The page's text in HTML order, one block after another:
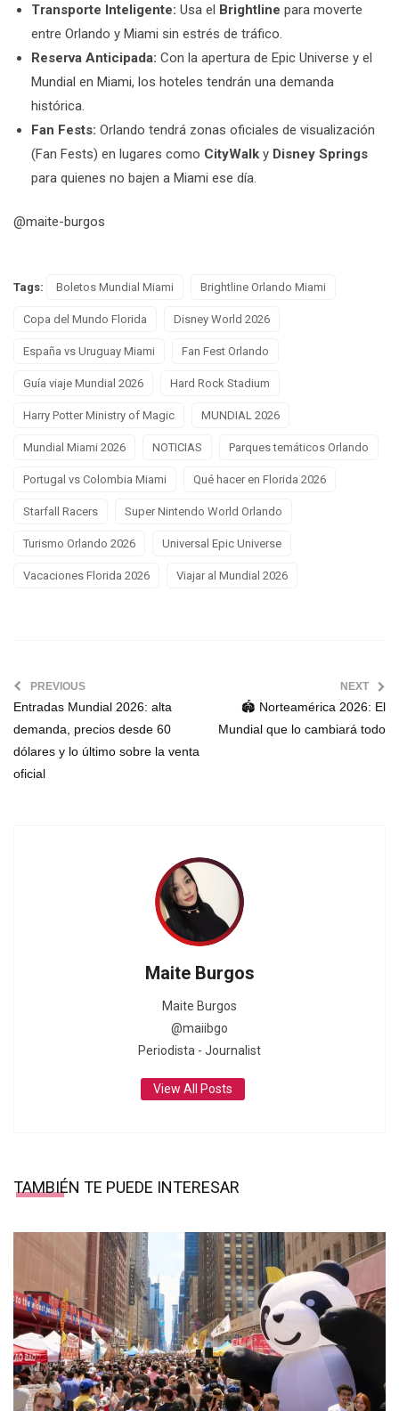
Transporte Inteligente: Usa el Brightline para moverte
entre Orlando y Miami sin estrés de tráfico.
Reserva Anticipada: Con la apertura de Epic Universe y el
Mundial en Miami, los hoteles tendrán una demanda
histórica.
Fan Fests: Orlando tendrá zonas oficiales de visualización
(Fan Fests) en lugares como CityWalk y Disney Springs
para quienes no bajen a Miami ese día.
@maite-burgos
Tags: Boletos Mundial Miami Brightline Orlando Miami
Copa del Mundo Florida Disney World 2026
España vs Uruguay Miami Fan Fest Orlando
Guía viaje Mundial 2026 Hard Rock Stadium
Harry Potter Ministry of Magic MUNDIAL 2026
Mundial Miami 2026 NOTICIAS Parques temáticos Orlando
Portugal vs Colombia Miami Qué hacer en Florida 2026
Starfall Racers Super Nintendo World Orlando
Turismo Orlando 2026 Universal Epic Universe
Vacaciones Florida 2026 Viajar al Mundial 2026
PREVIOUS
Entradas Mundial 2026: alta
demanda, precios desde 60
dólares y lo último sobre la venta
oficial
NEXT
🏟️ Norteamérica 2026: El
Mundial que lo cambiará todo
Maite Burgos
Maite Burgos
@maiibgo
Periodista - Journalist
View All Posts
TAMBIÉN TE PUEDE INTERESAR